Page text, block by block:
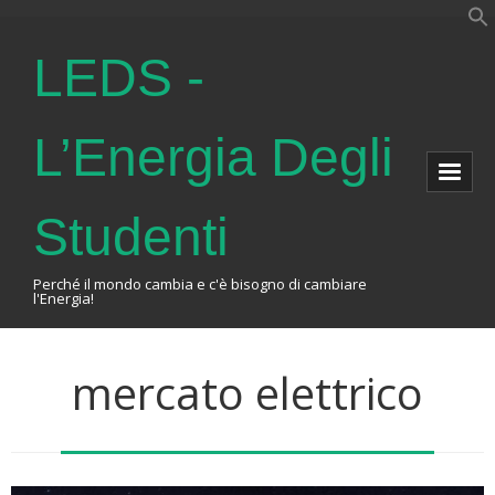
LEDS -
L’Energia Degli
Studenti
Perché il mondo cambia e c'è bisogno di cambiare
l'Energia!
About Us
The Association
Events
mercato elettrico